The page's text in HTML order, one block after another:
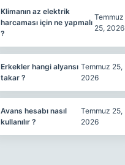
Klimanın az elektrik
harcaması için ne yapmalı
?
Temmuz
25, 2026
Erkekler hangi alyansı
takar ?
Temmuz 25,
2026
Avans hesabı nasıl
kullanılır ?
Temmuz 25,
2026